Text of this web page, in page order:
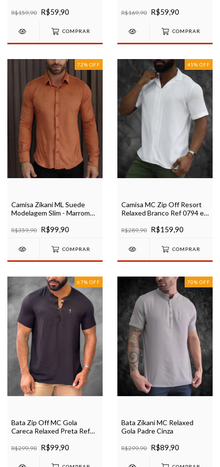
R$159,90 R$59,90
COMPRAR
R$169,90 R$59,90
COMPRAR
72% OFF
Camisa Zikani ML Suede
Modelagem Slim - Marrom
R$359,90 R$99,90
COMPRAR
45% OFF
Camisa MC Zip Off Resort
Relaxed Branco Ref 0794 e
R$289,90 R$159,90
COMPRAR
67% OFF
Bata Zip Off MC Gola
Careca Relaxed Preta Ref
R$299,90 R$99,90
70% OFF
Bata Zikani MC Relaxed
Gola Padre Cinza
R$299,90 R$89,90